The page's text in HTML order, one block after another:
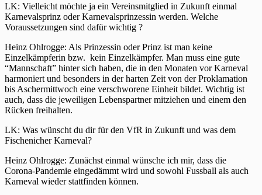
LK: Vielleicht möchte ja ein Vereinsmitglied in Zukunft einmal
Karnevalsprinz oder Karnevalsprinzessin werden. Welche
Voraussetzungen sind dafür wichtig ?
Heinz Ohlrogge: Als Prinzessin oder Prinz ist man keine
Einzelkämpferin bzw. kein Einzelkämpfer. Man muss eine gute
“Mannschaft” hinter sich haben, die in den Monaten vor Karneval
harmoniert und besonders in der harten Zeit von der Proklamation
bis Aschermittwoch eine verschworene Einheit bildet. Wichtig ist
auch, dass die jeweiligen Lebenspartner mitziehen und einem den
Rücken freihalten.
LK: Was wünscht du dir für den VfR in Zukunft und was dem
Fischenicher Karneval?
Heinz Ohlrogge: Zunächst einmal wünsche ich mir, dass die
Corona-Pandemie eingedämmt wird und sowohl Fussball als auch
Karneval wieder stattfinden können.